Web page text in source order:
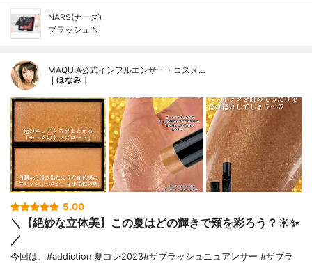
NARS(ナーズ)
ブラッシュ N
MAQUIA公式インフルエンサー・コスメ…
｜ほなみ｜
5.00
＼【絶妙な立体美】この夏はどの輝きで頬を彩ろう？☀️✨
／
今回は、#addiction 夏コレ2023#ザブラッシュニュアンサー #ザブラ